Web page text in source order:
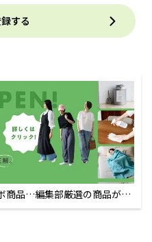
する
商品…編集部厳選の商品が買